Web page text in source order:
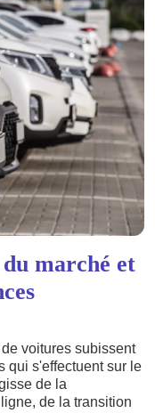
du marché et
voitures subissent
qui s'effectuent sur le
de la
de la transition